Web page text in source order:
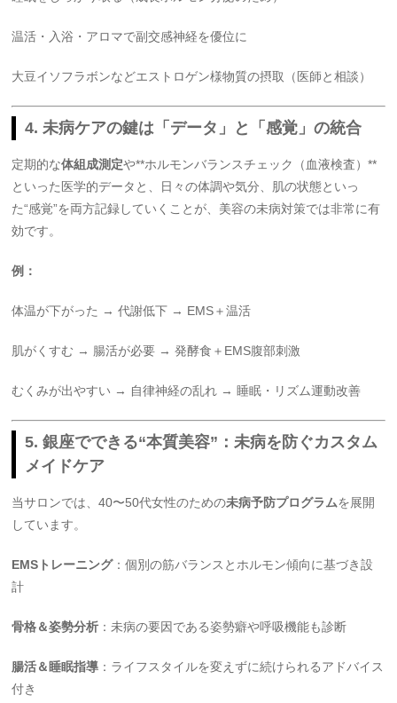
温活・入浴・アロマで副交感神経を優位に
大豆イソフラボンなどエストロゲン様物質の摂取（医師と相談）
4. 未病ケアの鍵は「データ」と「感覚」の統合
定期的な体組成測定や**ホルモンバランスチェック（血液検査）**
といった医学的データと、日々の体調や気分、肌の状態といっ
た“感覚”を両方記録していくことが、美容の未病対策では非常に有
効です。
例：
体温が下がった → 代謝低下 → EMS＋温活
肌がくすむ → 腸活が必要 → 発酵食＋EMS腹部刺激
むくみが出やすい → 自律神経の乱れ → 睡眠・リズム運動改善
5. 銀座でできる“本質美容”：未病を防ぐカスタム
メイドケア
当サロンでは、40〜50代女性のための未病予防プログラムを展開
しています。
EMSトレーニング：個別の筋バランスとホルモン傾向に基づき設
計
骨格＆姿勢分析 ：未病の要因である姿勢癖や呼吸機能も診断
腸活＆睡眠指導 ：ライフスタイルを変えずに続けられるアドバイス
付き